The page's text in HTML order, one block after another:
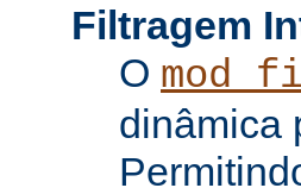
Filtragem
O
dinâmica